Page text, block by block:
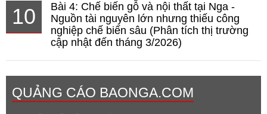
10
Bài 4: Chế biến gỗ và nội thất tại Nga -
Nguồn tài nguyên lớn nhưng thiếu công
nghiệp chế biến sâu (Phân tích thị trường
cập nhật đến tháng 3/2026)
QUẢNG CÁO BAONGA.COM